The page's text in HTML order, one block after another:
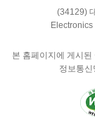
(34129)
본 홈페이지에 게시된
정보통